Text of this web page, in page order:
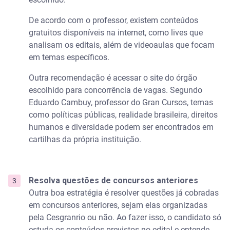
De acordo com o professor, existem conteúdos
gratuitos disponíveis na internet, como lives que
analisam os editais, além de videoaulas que focam
em temas específicos.
Outra recomendação é acessar o site do órgão
escolhido para concorrência de vagas. Segundo
Eduardo Cambuy, professor do Gran Cursos, temas
como políticas públicas, realidade brasileira, direitos
humanos e diversidade podem ser encontrados em
cartilhas da própria instituição.
Resolva questões de concursos anteriores
Outra boa estratégia é resolver questões já cobradas
em concursos anteriores, sejam elas organizadas
pela Cesgranrio ou não. Ao fazer isso, o candidato só